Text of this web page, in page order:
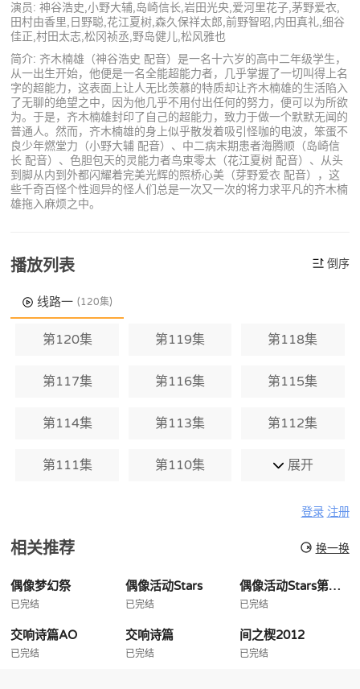
演员: 神谷浩史,小野大辅,岛崎信长,岩田光央,爱河里花子,茅野爱衣,
田村由香里,日野聪,花江夏树,森久保祥太郎,前野智昭,内田真礼,细谷
佳正,村田太志,松冈祯丞,野岛健儿,松风雅也
简介: 齐木楠雄（神谷浩史 配音）是一名十六岁的高中二年级学生，
从一出生开始，他便是一名全能超能力者，几乎掌握了一切叫得上名
字的超能力，这表面上让人无比羡慕的特质却让齐木楠雄的生活陷入
了无聊的绝望之中，因为他几乎不用付出任何的努力，便可以为所欲
为。于是，齐木楠雄封印了自己的超能力，致力于做一个默默无闻的
普通人。然而，齐木楠雄的身上似乎散发着吸引怪咖的电波，笨蛋不
良少年燃堂力（小野大辅 配音）、中二病末期患者海腾顺（岛崎信
长 配音）、色胆包天的灵能力者鸟束零太（花江夏树 配音）、从头
到脚从内到外都闪耀着完美光辉的照桥心美（芽野爱衣 配音），这
些千奇百怪个性迥异的怪人们总是一次又一次的将力求平凡的齐木楠
雄拖入麻烦之中。
播放列表 倒序
线路一 (120集)
第120集 第119集 第118集
第117集 第116集 第115集
第114集 第113集 第112集
第111集 第110集 展开
登录 注册
相关推荐 换一换
偶像梦幻祭
已完结
偶像活动Stars
已完结
偶像活动Stars第二季
已完结
交响诗篇AO
已完结
交响诗篇
已完结
间之楔2012
已完结